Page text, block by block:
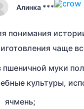
Алинка ***
понимания
чаще
пшеничной муки
культуры,
ячмень;